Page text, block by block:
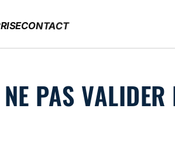
CONTACT
PAS VALIDER